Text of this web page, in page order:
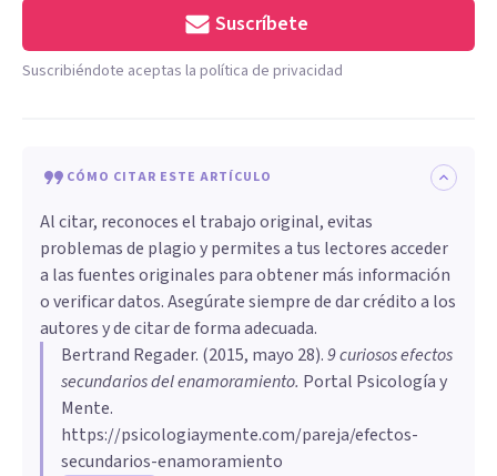
Suscríbete
Suscribiéndote aceptas la política de privacidad
CÓMO CITAR ESTE ARTÍCULO
Al citar, reconoces el trabajo original, evitas
problemas de plagio y permites a tus lectores acceder
a las fuentes originales para obtener más información
o verificar datos. Asegúrate siempre de dar crédito a los
autores y de citar de forma adecuada.
Bertrand Regader. (2015, mayo 28).9 curiosos efectos
secundarios del enamoramiento. Portal Psicología y
Mente.
https://psicologiaymente.com/pareja/efectos-
secundarios-enamoramiento